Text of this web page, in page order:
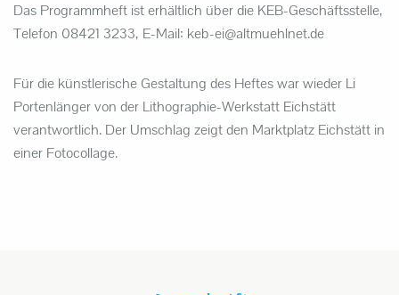
Das Programmheft ist erhältlich über die KEB-Geschäftsstelle,
Telefon 08421 3233, E-Mail: keb-ei@altmuehlnet.de
Für die künstlerische Gestaltung des Heftes war wieder Li
Portenlänger von der Lithographie-Werkstatt Eichstätt
verantwortlich. Der Umschlag zeigt den Marktplatz Eichstätt in
einer Fotocollage.